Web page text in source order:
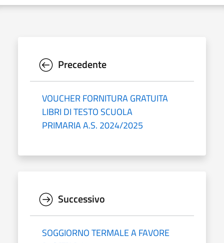
Precedente
VOUCHER FORNITURA GRATUITA
LIBRI DI TESTO SCUOLA
PRIMARIA A.S. 2024/2025
Successivo
SOGGIORNO TERMALE A FAVORE